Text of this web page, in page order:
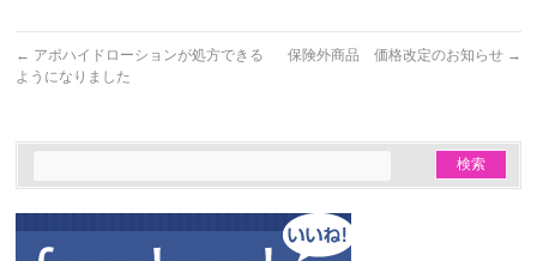
← アポハイドローションが処方できる
ようになりました
保険外商品 価格改定のお知らせ →